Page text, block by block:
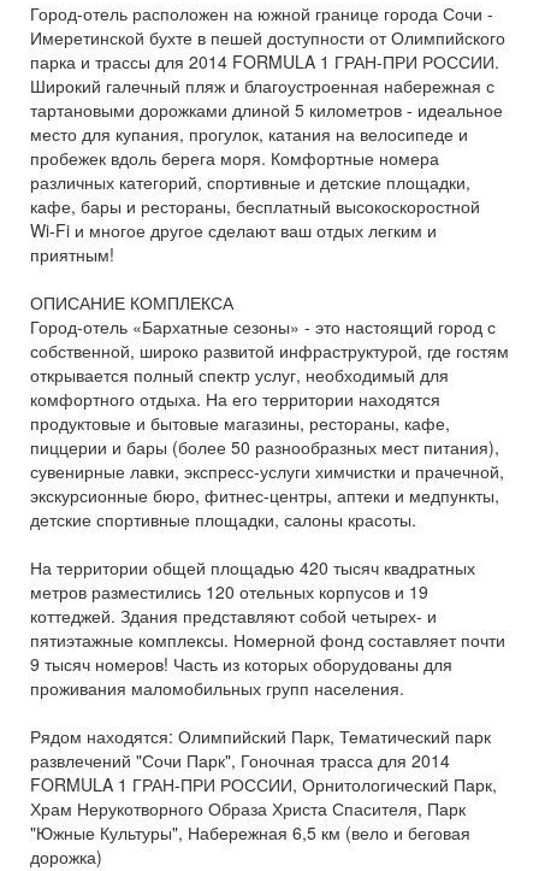
Город-отель расположен на южной границе города Сочи -
Имеретинской бухте в пешей доступности от Олимпийского
парка и трассы для 2014 FORMULA 1 ГРАН-ПРИ РОССИИ.
Широкий галечный пляж и благоустроенная набережная с
тартановыми дорожками длиной 5 километров - идеальное
место для купания, прогулок, катания на велосипеде и
пробежек вдоль берега моря. Комфортные номера
различных категорий, спортивные и детские площадки,
кафе, бары и рестораны, бесплатный высокоскоростной
Wi-Fi и многое другое сделают ваш отдых легким и
приятным!
ОПИСАНИЕ КОМПЛЕКСА
Город-отель «Бархатные сезоны» - это настоящий город с
собственной, широко развитой инфраструктурой, где гостям
открывается полный спектр услуг, необходимый для
комфортного отдыха. На его территории находятся
продуктовые и бытовые магазины, рестораны, кафе,
пиццерии и бары (более 50 разнообразных мест питания),
сувенирные лавки, экспресс-услуги химчистки и прачечной,
экскурсионные бюро, фитнес-центры, аптеки и медпункты,
детские спортивные площадки, салоны красоты.
На территории общей площадью 420 тысяч квадратных
метров разместились 120 отельных корпусов и 19
коттеджей. Здания представляют собой четырех- и
пятиэтажные комплексы. Номерной фонд составляет почти
9 тысяч номеров! Часть из которых оборудованы для
проживания маломобильных групп населения.
Рядом находятся: Олимпийский Парк, Тематический парк
развлечений "Сочи Парк", Гоночная трасса для 2014
FORMULA 1 ГРАН-ПРИ РОССИИ, Орнитологический Парк,
Храм Нерукотворного Образа Христа Спасителя, Парк
"Южные Культуры", Набережная 6,5 км (вело и беговая
дорожка)